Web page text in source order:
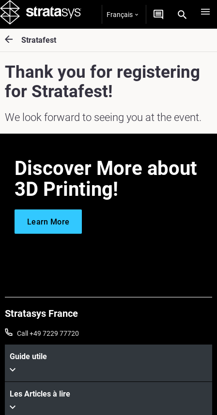
Français
Stratafest
Thank you for registering
for Stratafest!
We look forward to seeing you at the event.
Discover More about
3D Printing!
Learn More
Stratasys France
Call +49 7229 77720
Guide utile
Les Articles à lire